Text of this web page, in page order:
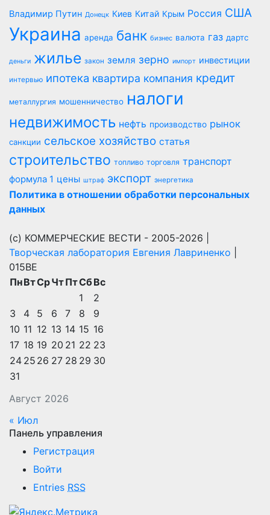
Владимир Путин Донецк Киев Китай Крым Россия США
Украина аренда банк бизнес валюта газ дартс
деньги жилье закон земля зерно импорт инвестиции
интервью ипотека квартира компания кредит
металлургия мошенничество налоги
недвижимость нефть производство рынок
санкции сельское хозяйство статья
строительство топливо торговля транспорт
формула 1 цены штраф экспорт энергетика
Политика в отношении обработки персональных
данных
(с) КОММЕРЧЕСКИЕ ВЕСТИ - 2005-2026 |
Творческая лаборатория Евгения Лавриненко
015BE
Август 2026
ПнВтСрЧтПтСбВс
1
2
3
4 5 6 7 8
9
10 11 12 13 14 15 16
17 18 19 20 21 22 23
24 25 26 27 28 29 30
31
« Июл
Панель управления
Регистрация
Войти
Entries RSS